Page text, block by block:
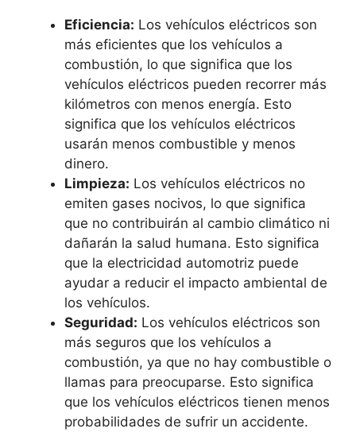
Eficiencia: Los vehículos eléctricos son
más eficientes que los vehículos a
combustión, lo que significa que los
vehículos eléctricos pueden recorrer más
kilómetros con menos energía. Esto
significa que los vehículos eléctricos
usarán menos combustible y menos
dinero.
Limpieza: Los vehículos eléctricos no
emiten gases nocivos, lo que significa
que no contribuirán al cambio climático ni
dañarán la salud humana. Esto significa
que la electricidad automotriz puede
ayudar a reducir el impacto ambiental de
los vehículos.
Seguridad: Los vehículos eléctricos son
más seguros que los vehículos a
combustión, ya que no hay combustible o
llamas para preocuparse. Esto significa
que los vehículos eléctricos tienen menos
probabilidades de sufrir un accidente.